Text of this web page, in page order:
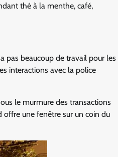
thé à la menthe, café,
pas beaucoup de travail pour les
interactions avec la police
le murmure des transactions
une fenêtre sur un coin du